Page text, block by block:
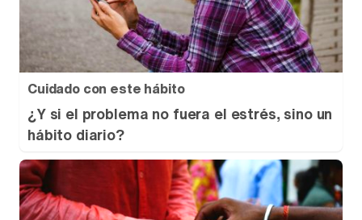
Cuidado con este hábito
¿Y si el problema no fuera el estrés, sino un
hábito diario?